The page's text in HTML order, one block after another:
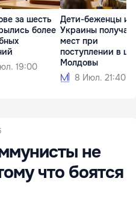
за шесть
более
19:00
Дети-беженцы из
Украины получат
мест при
поступлении в
Молдовы
8 Июл. 21:40
не
что боятся